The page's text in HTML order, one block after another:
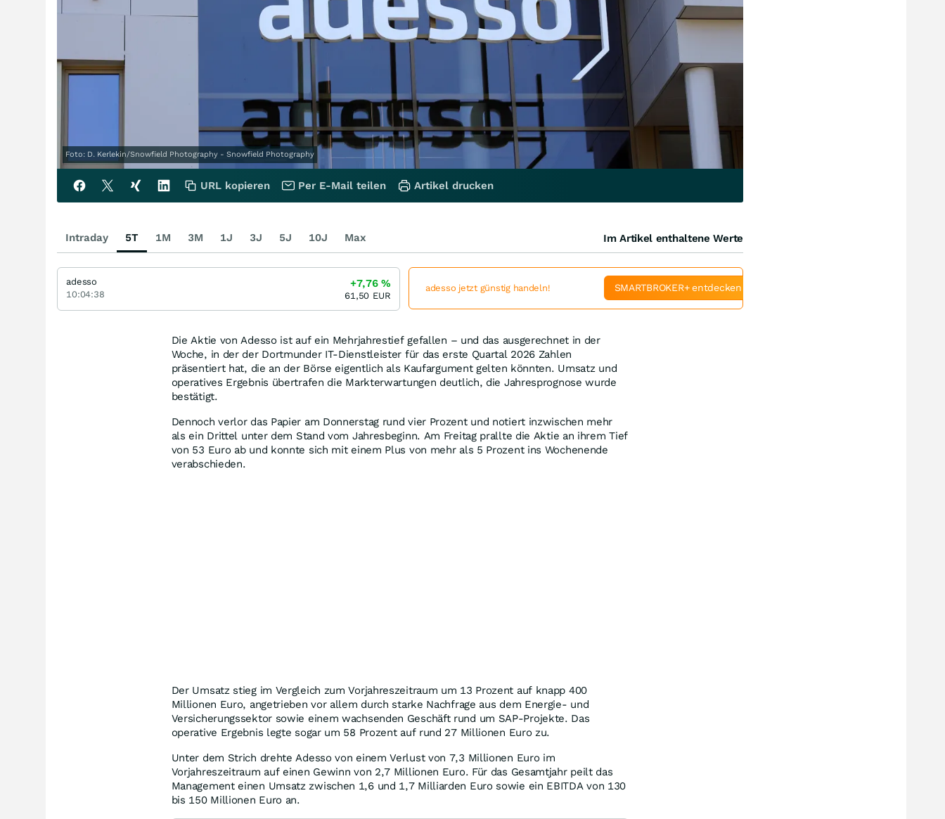
Foto: D. Kerlekin/Snowfield Photography - Snowfield Photography
Die Aktie von Adesso ist auf ein Mehrjahrestief gefallen – und das ausgerechnet in der
Woche, in der der Dortmunder IT-Dienstleister für das erste Quartal 2026 Zahlen
präsentiert hat, die an der Börse eigentlich als Kaufargument gelten könnten. Umsatz und
operatives Ergebnis übertrafen die Markterwartungen deutlich, die Jahresprognose wurde
bestätigt.
Dennoch verlor das Papier am Donnerstag rund vier Prozent und notiert inzwischen mehr
als ein Drittel unter dem Stand vom Jahresbeginn. Am Freitag prallte die Aktie an ihrem Tief
von 53 Euro ab und konnte sich mit einem Plus von mehr als 5 Prozent ins Wochenende
verabschieden.
Der Umsatz stieg im Vergleich zum Vorjahreszeitraum um 13 Prozent auf knapp 400
Millionen Euro, angetrieben vor allem durch starke Nachfrage aus dem Energie- und
Versicherungssektor sowie einem wachsenden Geschäft rund um SAP-Projekte. Das
operative Ergebnis legte sogar um 58 Prozent auf rund 27 Millionen Euro zu.
Unter dem Strich drehte Adesso von einem Verlust von 7,3 Millionen Euro im
Vorjahreszeitraum auf einen Gewinn von 2,7 Millionen Euro. Für das Gesamtjahr peilt das
Management einen Umsatz zwischen 1,6 und 1,7 Milliarden Euro sowie ein EBITDA von 130
bis 150 Millionen Euro an.
URL kopieren Per E-Mail teilen Artikel drucken
Intraday 5T 1M 3M 1J 3J 5J 10J Max Im Artikel enthaltene Werte
adesso
10:04:38
+7,76%
61,50 EUR
adesso jetzt günstig handeln! SMARTBROKER+ entdecken